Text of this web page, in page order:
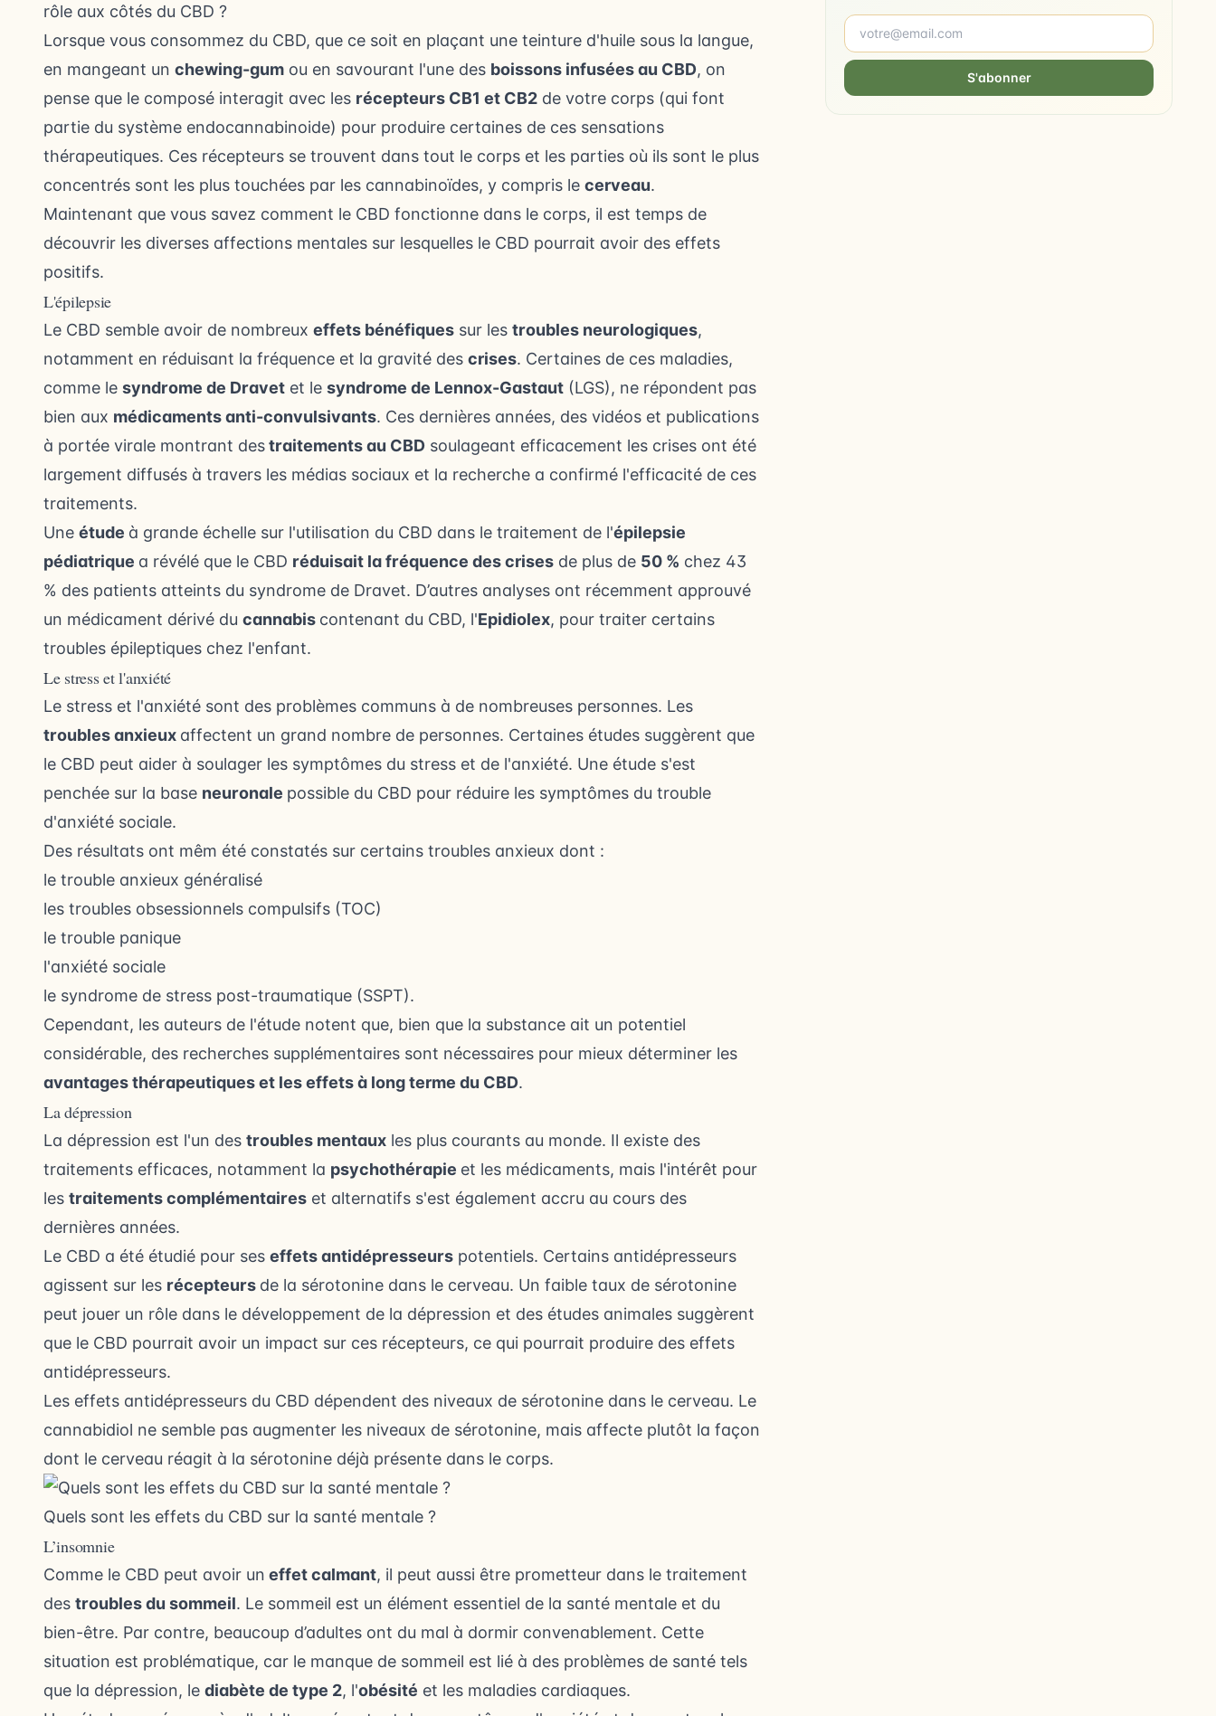
rôle aux côtés du CBD ?
Lorsque vous consommez du CBD, que ce soit en plaçant une teinture d'huile sous la langue,
en mangeant un chewing-gum ou en savourant l'une des boissons infusées au CBD, on
pense que le composé interagit avec les récepteurs CB1 et CB2 de votre corps (qui font
partie du système endocannabinoide) pour produire certaines de ces sensations
thérapeutiques. Ces récepteurs se trouvent dans tout le corps et les parties où ils sont le plus
concentrés sont les plus touchées par les cannabinoïdes, y compris le cerveau.
Maintenant que vous savez comment le CBD fonctionne dans le corps, il est temps de
découvrir les diverses affections mentales sur lesquelles le CBD pourrait avoir des effets
positifs.
L'épilepsie
Le CBD semble avoir de nombreux effets bénéfiques sur les troubles neurologiques,
notamment en réduisant la fréquence et la gravité des crises. Certaines de ces maladies,
comme le syndrome de Dravet et le syndrome de Lennox-Gastaut (LGS), ne répondent pas
bien aux médicaments anti-convulsivants. Ces dernières années, des vidéos et publications
à portée virale montrant destraitements au CBD soulageant efficacement les crises ont été
largement diffusés à travers les médias sociaux et la recherche a confirmé l'efficacité de ces
traitements.
Une étude à grande échelle sur l'utilisation du CBD dans le traitement de l'épilepsie
pédiatrique a révélé que le CBD réduisait la fréquence des crises de plus de 50 % chez 43
% des patients atteints du syndrome de Dravet. D’autres analyses ont récemment approuvé
un médicament dérivé du cannabis contenant du CBD, l'Epidiolex, pour traiter certains
troubles épileptiques chez l'enfant.
Le stress et l'anxiété
Le stress et l'anxiété sont des problèmes communs à de nombreuses personnes. Les
troubles anxieux affectent un grand nombre de personnes. Certaines études suggèrent que
le CBD peut aider à soulager les symptômes du stress et de l'anxiété. Une étude s'est
penchée sur la base neuronale possible du CBD pour réduire les symptômes du trouble
d'anxiété sociale.
Des résultats ont mêm été constatés sur certains troubles anxieux dont :
le trouble anxieux généralisé
les troubles obsessionnels compulsifs (TOC)
le trouble panique
l'anxiété sociale
le syndrome de stress post-traumatique (SSPT).
Cependant, les auteurs de l'étude notent que, bien que la substance ait un potentiel
considérable, des recherches supplémentaires sont nécessaires pour mieux déterminer les
avantages thérapeutiques et les effets à long terme du CBD.
La dépression
La dépression est l'un des troubles mentaux les plus courants au monde. Il existe des
traitements efficaces, notamment la psychothérapie et les médicaments, mais l'intérêt pour
les traitements complémentaires et alternatifs s'est également accru au cours des
dernières années.
Le CBD a été étudié pour ses effets antidépresseurs potentiels. Certains antidépresseurs
agissent sur les récepteurs de la sérotonine dans le cerveau. Un faible taux de sérotonine
peut jouer un rôle dans le développement de la dépression et des études animales suggèrent
que le CBD pourrait avoir un impact sur ces récepteurs, ce qui pourrait produire des effets
antidépresseurs.
Les effets antidépresseurs du CBD dépendent des niveaux de sérotonine dans le cerveau. Le
cannabidiol ne semble pas augmenter les niveaux de sérotonine, mais affecte plutôt la façon
dont le cerveau réagit à la sérotonine déjà présente dans le corps.
Quels sont les effets du CBD sur la santé mentale ?
L’insomnie
Comme le CBD peut avoir un effet calmant, il peut aussi être prometteur dans le traitement
des troubles du sommeil. Le sommeil est un élément essentiel de la santé mentale et du
bien-être. Par contre, beaucoup d’adultes ont du mal à dormir convenablement. Cette
situation est problématique, car le manque de sommeil est lié à des problèmes de santé tels
que la dépression, le diabète de type 2, l'obésité et les maladies cardiaques.
S'abonner